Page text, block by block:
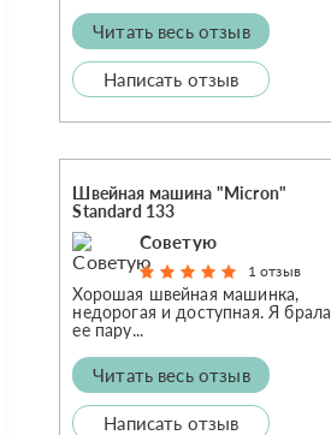
Читать весь отзыв
Написать отзыв
Швейная машина "Micron"
Standard 133
Советую
1 отзыв
Хорошая швейная машинка,
недорогая и доступная. Я брала
ее пару...
Читать весь отзыв
Написать отзыв